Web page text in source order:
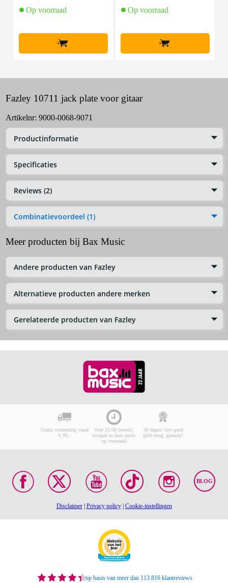
Op voorraad
+
Op voorraad
+
Fazley 10711 jack plate voor gitaar
Artikelnr: 9000-0068-9071
Productinformatie
Specificaties
Reviews (2)
Combinatievoordeel (1)
Meer producten bij Bax Music
Andere producten van Fazley
Alternatieve producten andere merken
Gerelateerde producten van Fazley
Gratis verzending vanaf
€ 99,-
Voor 23:00 besteld,
morgen in huis (mits
op voorraad)
30 dagen 'niet goed
geld terug' garantie!
BLOG
Disclaimer| Privacy policy| Cookie-instellingen
op basis van meer dan 113.816 klantreviews